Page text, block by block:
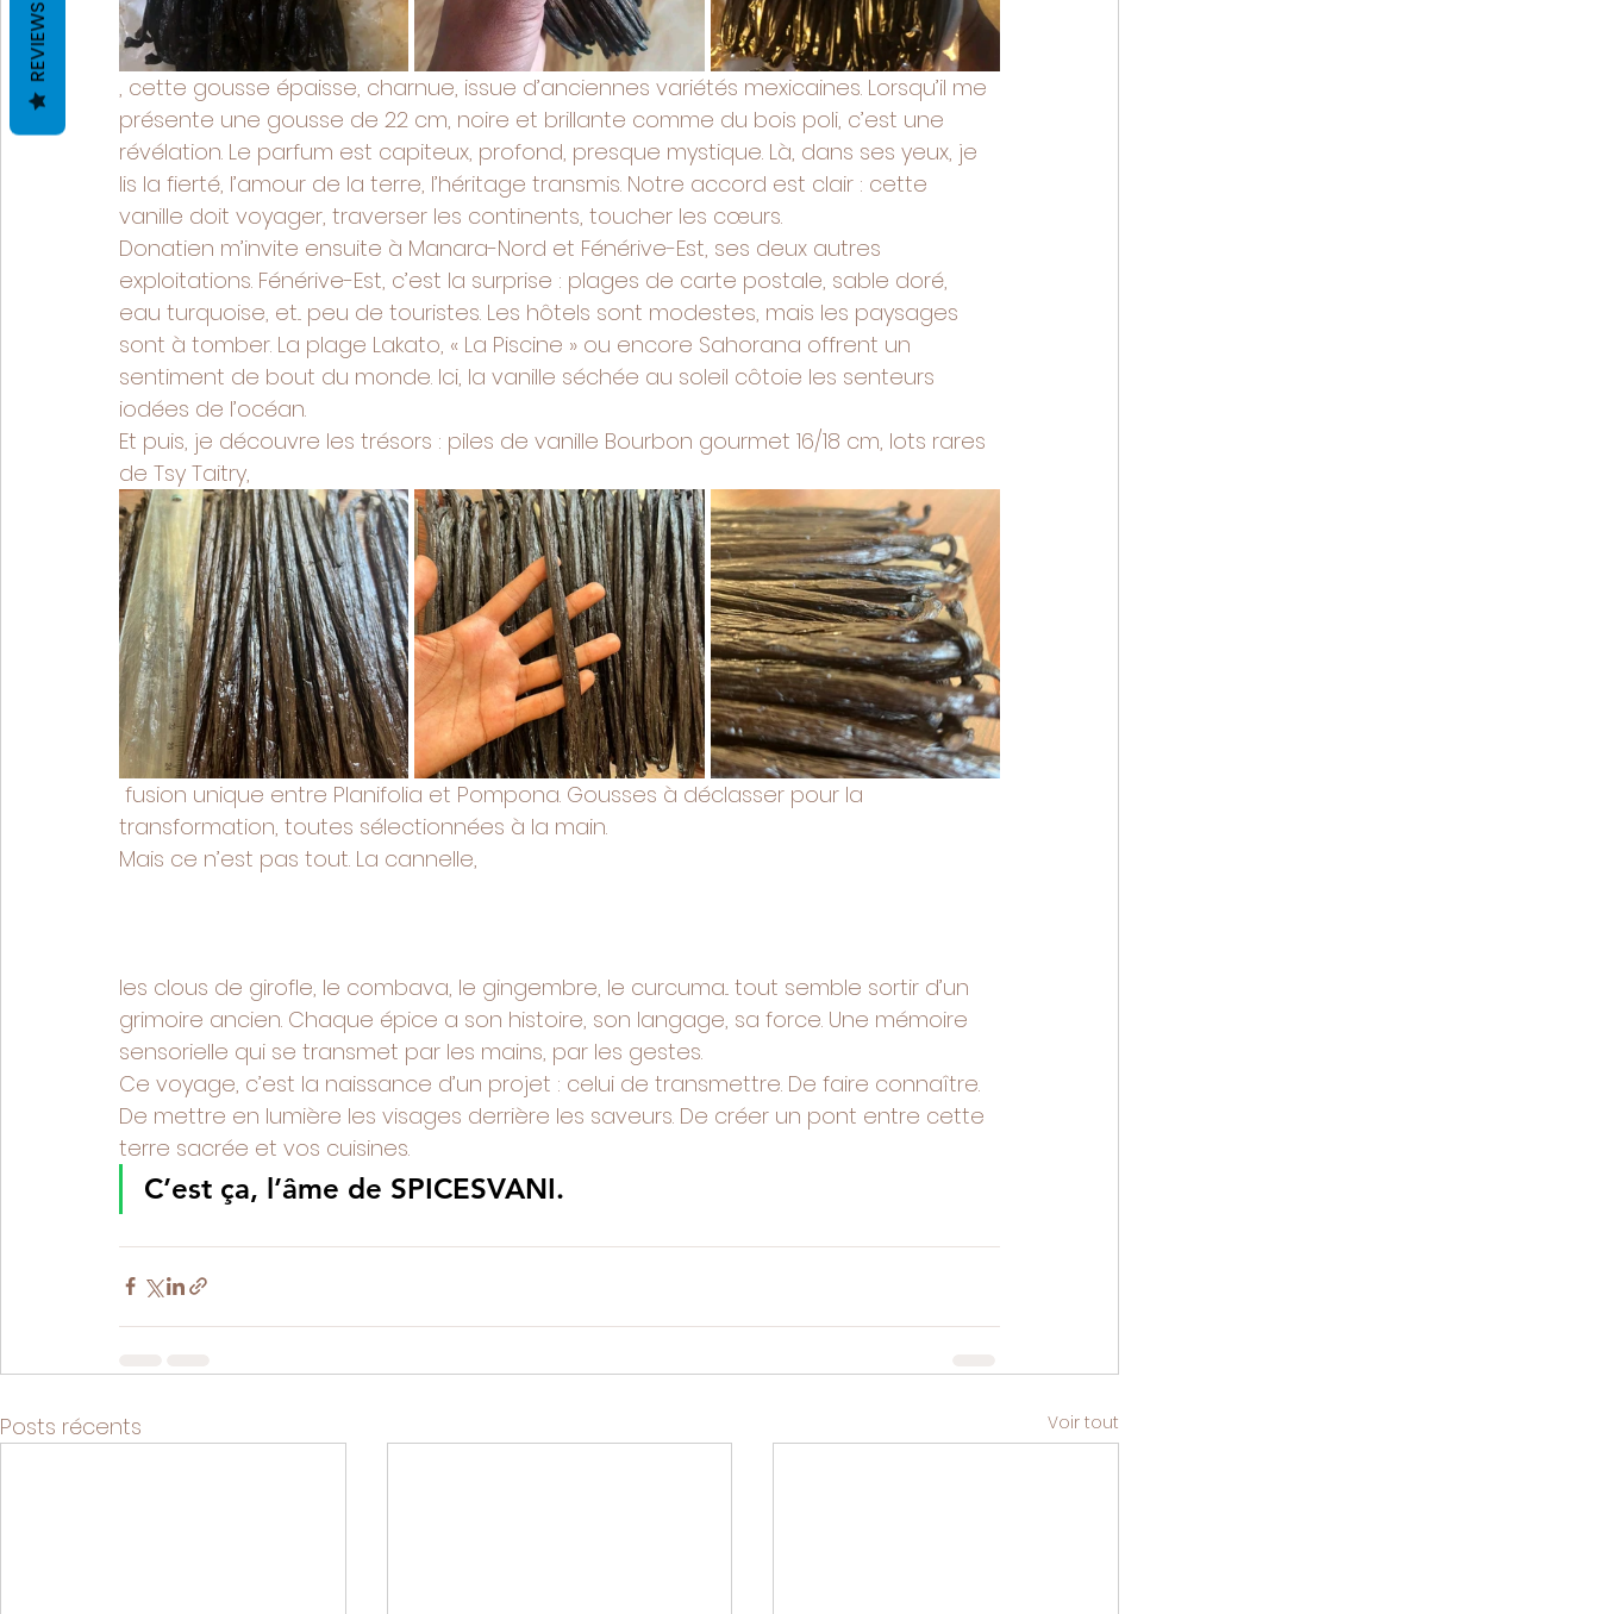
, cette gousse épaisse, charnue, issue d’anciennes variétés mexicaines. Lorsqu’il me
présente une gousse de 22 cm, noire et brillante comme du bois poli, c’est une
révélation. Le parfum est capiteux, profond, presque mystique. Là, dans ses yeux, je
lis la fierté, l’amour de la terre, l’héritage transmis. Notre accord est clair : cette
vanille doit voyager, traverser les continents, toucher les cœurs.
Donatien m’invite ensuite à Manara-Nord et Fénérive-Est, ses deux autres
exploitations. Fénérive-Est, c’est la surprise : plages de carte postale, sable doré,
eau turquoise, et... peu de touristes. Les hôtels sont modestes, mais les paysages
sont à tomber. La plage Lakato, « La Piscine » ou encore Sahorana offrent un
sentiment de bout du monde. Ici, la vanille séchée au soleil côtoie les senteurs
iodées de l’océan.
Et puis, je découvre les trésors : piles de vanille Bourbon gourmet 16/18 cm, lots rares
de Tsy Taitry,
transformation, toutes sélectionnées à la main.
Mais ce n’est pas tout. La cannelle,
les clous de girofle, le combava, le gingembre, le curcuma... tout semble sortir d’un
grimoire ancien. Chaque épice a son histoire, son langage, sa force. Une mémoire
sensorielle qui se transmet par les mains, par les gestes.
Ce voyage, c’est la naissance d’un projet : celui de transmettre. De faire connaître.
De mettre en lumière les visages derrière les saveurs. De créer un pont entre cette
terre sacrée et vos cuisines.
C’est ça, l’âme de SPICESVANI.
Posts récents Voir tout
REVIEWS